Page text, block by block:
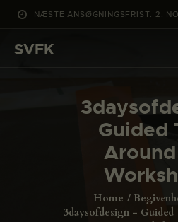
NÆSTE ANSØGNINGSFRIST: 2.
SVFK
Guided
Home
3daysofdesign - Guided
DET SKER
PROJEKTER
CHANNEL
ANSØG
ENGLISH